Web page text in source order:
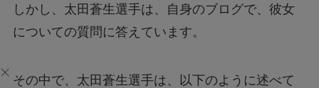
しかし、太田蒼生選手は、自身のブログで、彼女
についての質問に答えています。
その中で、太田蒼生選手は、以下のように述べて